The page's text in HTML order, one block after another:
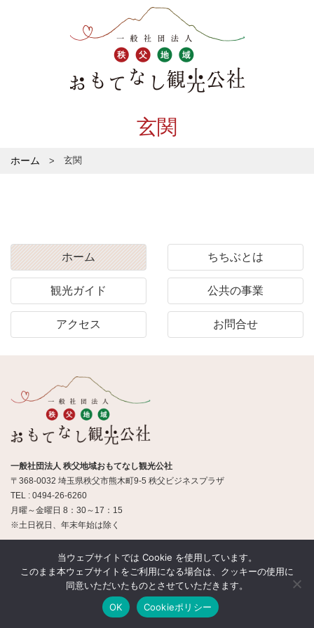
玄関
ホーム 玄関
ホーム ちちぶとは
観光ガイド 公共の事業
アクセス お問合せ
一般社団法人 秩父地域おもてなし観光公社
〒368-0032 埼玉県秩父市熊木町9-5 秩父ビジネスプラザ
TEL : 0494-26-6260
月曜～金曜日 8：30～17：15
※土日祝日、年末年始は除く
© 一般社団法人 秩父地域おもてなし観光公社
当ウェブサイトでは Cookie を使用しています。
このまま本ウェブサイトをご利用になる場合は、クッキーの使用に
同意いただいたものとさせていただきます。
OK
Cookieポリシー